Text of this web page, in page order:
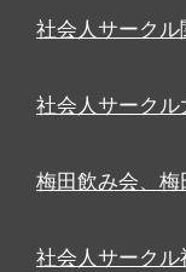
社会人サークル
社会人サークル
梅田飲み会、
社会人サークル